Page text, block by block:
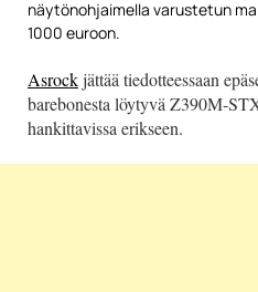
näytönohjaimella varustetun
1000 euroon.
Asrockjättää tiedotteessaan
barebonesta löytyvä Z390M-
hankittavissa erikseen.